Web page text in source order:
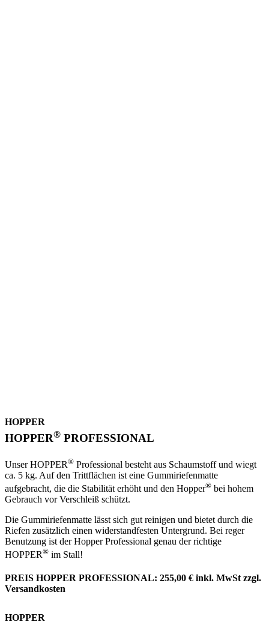
HOPPER
HOPPER® PROFESSIONAL
Unser HOPPER® Professional besteht aus Schaumstoff und wiegt
ca. 5 kg. Auf den Trittflächen ist eine Gummiriefenmatte
aufgebracht, die die Stabilität erhöht und den Hopper® bei hohem
Gebrauch vor Verschleiß schützt.
Die Gummiriefenmatte lässt sich gut reinigen und bietet durch die
Riefen zusätzlich einen widerstandfesten Untergrund. Bei reger
Benutzung ist der Hopper Professional genau der richtige
HOPPER® im Stall!
PREIS HOPPER PROFESSIONAL: 255,00 € inkl. MwSt zzgl.
Versandkosten
HOPPER